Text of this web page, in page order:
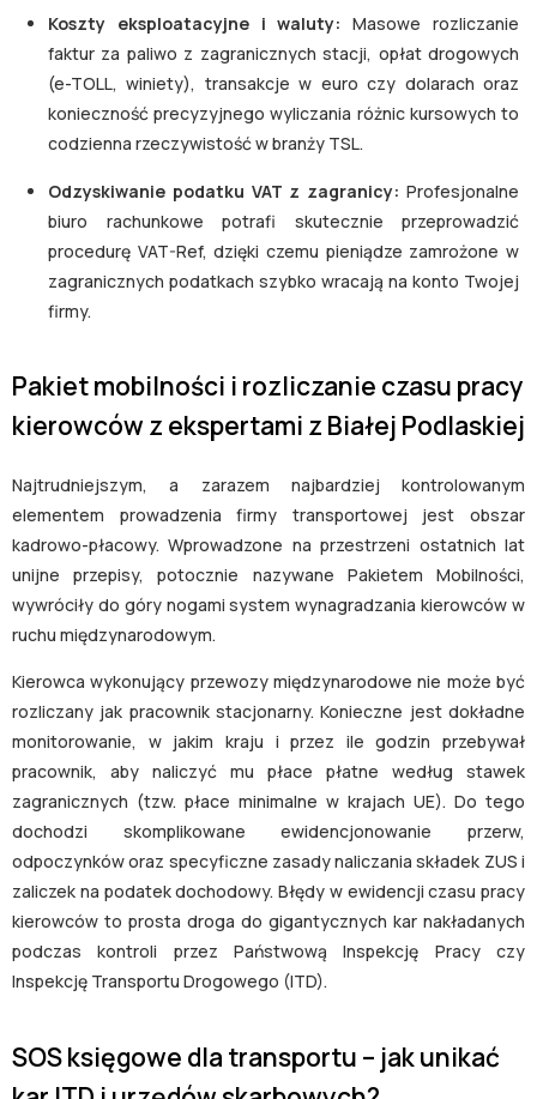
Koszty eksploatacyjne i waluty: Masowe rozliczanie
faktur za paliwo z zagranicznych stacji, opłat drogowych
(e-TOLL, winiety), transakcje w euro czy dolarach oraz
konieczność precyzyjnego wyliczania różnic kursowych to
codzienna rzeczywistość w branży TSL.
Odzyskiwanie podatku VAT z zagranicy: Profesjonalne
biuro rachunkowe potrafi skutecznie przeprowadzić
procedurę VAT-Ref, dzięki czemu pieniądze zamrożone w
zagranicznych podatkach szybko wracają na konto Twojej
firmy.
Pakiet mobilności i rozliczanie czasu pracy
kierowców z ekspertami z Białej Podlaskiej
Najtrudniejszym, a zarazem najbardziej kontrolowanym
elementem prowadzenia firmy transportowej jest obszar
kadrowo-płacowy. Wprowadzone na przestrzeni ostatnich lat
unijne przepisy, potocznie nazywane Pakietem Mobilności,
wywróciły do góry nogami system wynagradzania kierowców w
ruchu międzynarodowym.
Kierowca wykonujący przewozy międzynarodowe nie może być
rozliczany jak pracownik stacjonarny. Konieczne jest dokładne
monitorowanie, w jakim kraju i przez ile godzin przebywał
pracownik, aby naliczyć mu płace płatne według stawek
zagranicznych (tzw. płace minimalne w krajach UE). Do tego
dochodzi skomplikowane ewidencjonowanie przerw,
odpoczynków oraz specyficzne zasady naliczania składek ZUS i
zaliczek na podatek dochodowy. Błędy w ewidencji czasu pracy
kierowców to prosta droga do gigantycznych kar nakładanych
podczas kontroli przez Państwową Inspekcję Pracy czy
Inspekcję Transportu Drogowego (ITD).
SOS księgowe dla transportu – jak unikać